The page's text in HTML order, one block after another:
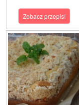
Zobacz przepis!